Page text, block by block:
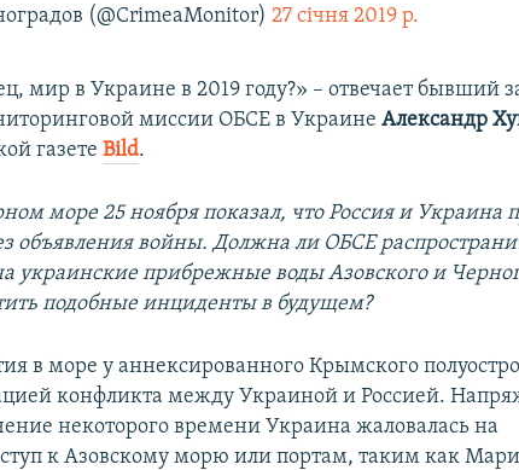
(@CrimeaMonitor)27 січня 2019 р.
мир в Украине в 2019 году?» – отвечает бывший
миссии ОБСЕ в УкраинеАлександр
газетеBild.
море 25 ноября показал, что Россия и Украина
объявления войны. Должна ли ОБСЕ
украинские прибрежные воды Азовского и
подобные инциденты в будущем?
в море у аннексированного Крымского
конфликта между Украиной и Россией.
некоторого времени Украина жаловалась на
к Азовскому морю или портам, таким как